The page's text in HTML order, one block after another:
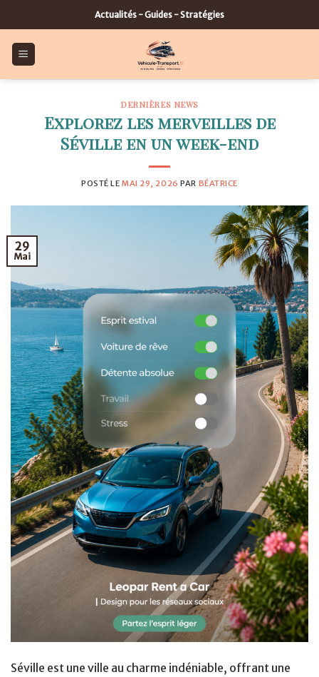
to
content
Actualités - Guides - Stratégies
DERNIÈRES NEWS
Explorez les merveilles de
Séville en un week-end
POSTÉ LE MAI 29, 2026 PAR BÉATRICE
29
Mai
Séville est une ville au charme indéniable, offrant une